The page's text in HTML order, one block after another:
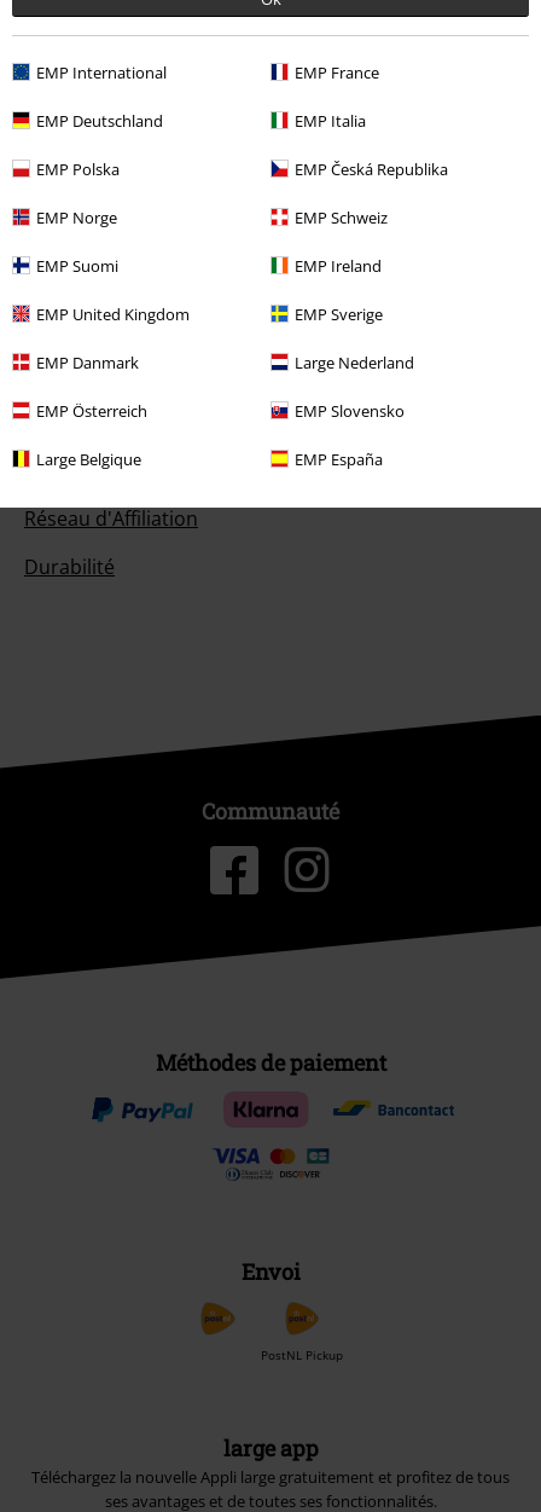
EMP International EMP France
EMP Deutschland EMP Italia
EMP Polska EMP Česká Republika
EMP Norge EMP Schweiz
EMP Suomi EMP Ireland
EMP United Kingdom EMP Sverige
EMP Danmark Large Nederland
EMP Österreich EMP Slovensko
Large Belgique EMP España
Offre pour toi
Concours
Bons d'achat Large
EMP Backstage Club
À propos d'EMP
Réseau d'Affiliation
Durabilité
Communauté
Méthodes de paiement
Envoi
PostNL Pickup
large app
Téléchargez la nouvelle Appli large gratuitement et profitez de tous
ses avantages et de toutes ses fonctionnalités.